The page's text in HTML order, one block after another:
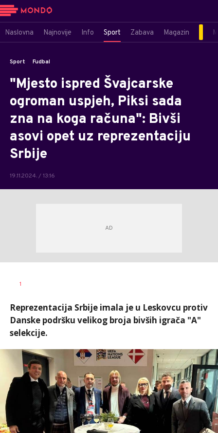
Naslovna Najnovije Info Sport Zabava Magazin
Sport Fudbal
"Mjesto ispred Švajcarske
ogroman uspjeh, Piksi sada
zna na koga računa": Bivši
asovi opet uz reprezentaciju
Srbije
19.11.2024. / 13:16
AUTOR
1
Reprezentacija Srbije imala je u Leskovcu protiv
Danske podršku velikog broja bivših igrača "A"
selekcije.